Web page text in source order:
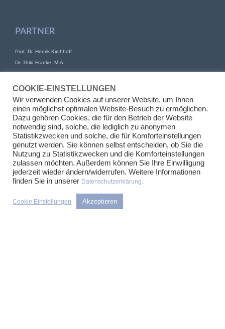
PARTNER
Prof. Dr. Henrik Kirchhoff
Dr. Thilo Franke, M.A.
Dr. Tina Großkurth
RECHTSGEBIETE
Immobilientransaktionen
Projektentwicklung
Asset Management und Mietrecht
Öffentliches Recht
Bau- und Architektenrecht
Konfliktlösung
ÜBER KFR
COOKIE-EINSTELLUNGEN
Wir verwenden Cookies auf unserer Website, um Ihnen
einen möglichst optimalen Website-Besuch zu ermöglichen.
Dazu gehören Cookies, die für den Betrieb der Website
notwendig sind, solche, die lediglich zu anonymen
Statistikzwecken und solche, die für Komforteinstellungen
genutzt werden. Sie können selbst entscheiden, ob Sie die
Nutzung zu Statistikzwecken und die Komforteinstellungen
zulassen möchten. Außerdem können Sie Ihre Einwilligung
jederzeit wieder ändern/widerrufen. Weitere Informationen
finden Sie in unserer Datenschutzerklärung.
Cookie Einstellungen Akzeptieren